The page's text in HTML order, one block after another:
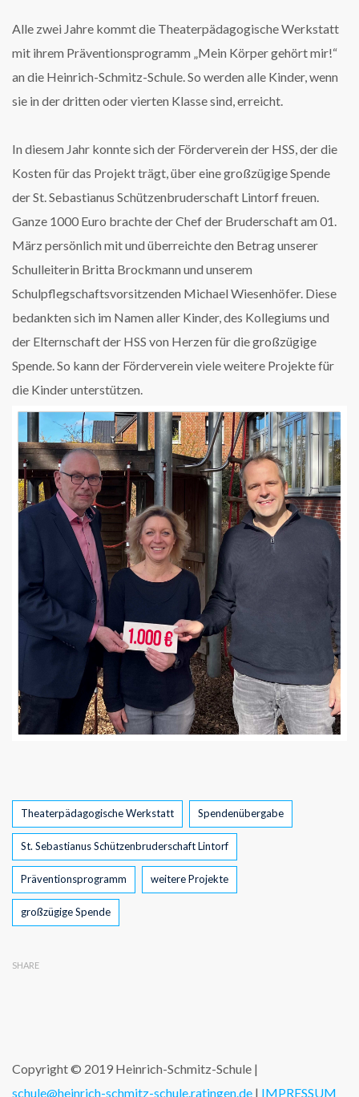
Alle zwei Jahre kommt die Theaterpädagogische Werkstatt
mit ihrem Präventionsprogramm „Mein Körper gehört mir!“
an die Heinrich-Schmitz-Schule. So werden alle Kinder, wenn
sie in der dritten oder vierten Klasse sind, erreicht.
In diesem Jahr konnte sich der Förderverein der HSS, der die
Kosten für das Projekt trägt, über eine großzügige Spende
der St. Sebastianus Schützenbruderschaft Lintorf freuen.
Ganze 1000 Euro brachte der Chef der Bruderschaft am 01.
März persönlich mit und überreichte den Betrag unserer
Schulleiterin Britta Brockmann und unserem
Schulpflegschaftsvorsitzenden Michael Wiesenhöfer. Diese
bedankten sich im Namen aller Kinder, des Kollegiums und
der Elternschaft der HSS von Herzen für die großzügige
Spende. So kann der Förderverein viele weitere Projekte für
die Kinder unterstützen.
Tags
Theaterpädagogische Werkstatt Spendenübergabe
St. Sebastianus Schützenbruderschaft Lintorf
Präventionsprogramm weitere Projekte
großzügige Spende
SHARE
Copyright © 2019 Heinrich-Schmitz-Schule |
schule@heinrich-schmitz-schule.ratingen.de | IMPRESSUM